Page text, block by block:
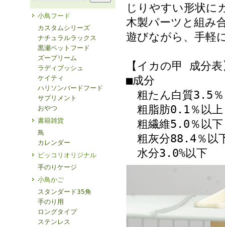
小鳥フード
カスタムシリーズ
ナチュラルラックス
黒瀬ペットフード
ズープリーム
ラディブッシュ
ケイティ
ハリソンバードフード
サプリメント
おやつ
書籍雑貨
鳥
カレンダー
ピッコリオリジナル
手のりケージ
小鳥かご
スタンダード35角
手のり用
ロングタイプ
ステンレス
じりやすい形状に
木製パーツと組み
遊びながら、手軽
【イカの甲 成分表
■成分
粗たん白質3.5％
粗脂肪0.1％以上
粗繊維5.0％以下
粗灰分88.4％以
水分3.0%以下